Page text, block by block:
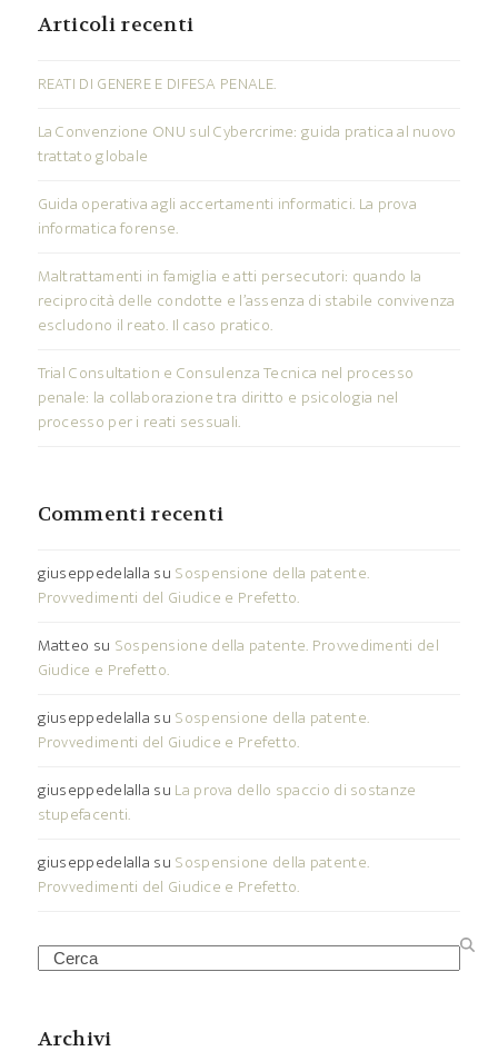
Articoli recenti
REATI DI GENERE E DIFESA PENALE.
La Convenzione ONU sul Cybercrime: guida pratica al nuovo
trattato globale
Guida operativa agli accertamenti informatici. La prova
informatica forense.
Maltrattamenti in famiglia e atti persecutori: quando la
reciprocità delle condotte e l’assenza di stabile convivenza
escludono il reato. Il caso pratico.
Trial Consultation e Consulenza Tecnica nel processo
penale: la collaborazione tra diritto e psicologia nel
processo per i reati sessuali.
Commenti recenti
giuseppedelalla su Sospensione della patente.
Provvedimenti del Giudice e Prefetto.
Matteo su Sospensione della patente. Provvedimenti del
Giudice e Prefetto.
giuseppedelalla su Sospensione della patente.
Provvedimenti del Giudice e Prefetto.
giuseppedelalla su La prova dello spaccio di sostanze
stupefacenti.
giuseppedelalla su Sospensione della patente.
Provvedimenti del Giudice e Prefetto.
Search
Archivi